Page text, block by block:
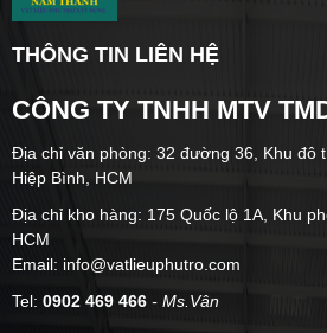
THÔNG TIN LIÊN HỆ
CÔNG TY TNHH MTV
Địa chỉ văn phòng: 32 đường 36, Khu đô
Hiệp Bình, HCM
Địa chỉ kho hàng: 175 Quốc lộ 1A, Khu
HCM
Email: info@vatlieuphutro.com
Tel: 0902 469 466 - Ms.Vân